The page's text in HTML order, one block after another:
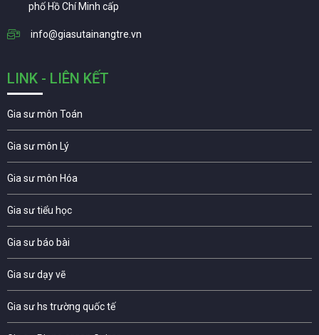
phố Hồ Chí Minh cấp
info@giasutainangtre.vn
LINK - LIÊN KẾT
Gia sư môn Toán
Gia sư môn Lý
Gia sư môn Hóa
Gia sư tiểu học
Gia sư báo bài
Gia sư dạy vẽ
Gia sư hs trường quốc tế